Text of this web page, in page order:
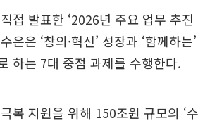
접 발표한 ‘2026년 주요 업무 추진
은은 ‘창의·혁신’ 성장과 ‘함께하는’
하는 7대 중점 과제를 수행한다.
복 지원을 위해 150조원 규모의 ‘수